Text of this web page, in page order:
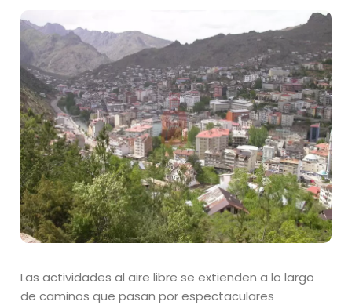
Las actividades al aire libre se extienden a lo largo
de caminos que pasan por espectaculares